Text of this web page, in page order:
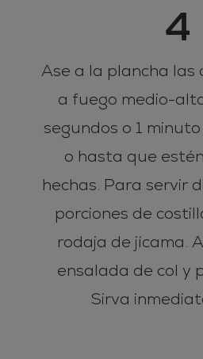
4
Ase a la plancha las
a fuego medio-
segundos o 1
o hasta que
hechas. Para servir
porciones de
rodaja de jícama.
ensalada de col y
Sirva